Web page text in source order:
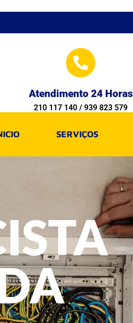
Atendimento 24 Horas
210 117 140 / 939 823 579
SERVIÇOS